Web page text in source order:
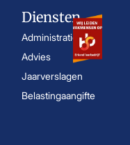
Diensten
Administratie
Advies
Jaarverslagen
Belastingaangifte